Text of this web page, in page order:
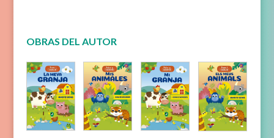
OBRAS DEL AUTOR